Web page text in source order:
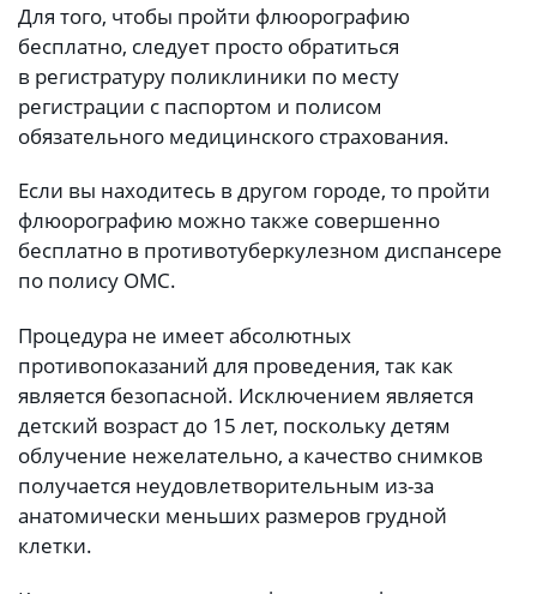
Для того, чтобы пройти флюорографию
бесплатно, следует просто обратиться
в регистратуру поликлиники по месту
регистрации с паспортом и полисом
обязательного медицинского страхования.
Если вы находитесь в другом городе, то пройти
флюорографию можно также совершенно
бесплатно в противотуберкулезном диспансере
по полису ОМС.
Процедура не имеет абсолютных
противопоказаний для проведения, так как
является безопасной. Исключением является
детский возраст до 15 лет, поскольку детям
облучение нежелательно, а качество снимков
получается неудовлетворительным из-за
анатомически меньших размеров грудной
клетки.